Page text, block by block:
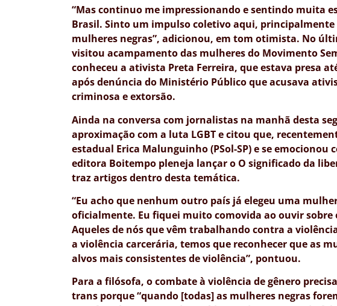
“Mas continuo me impressionando e sentindo muita
Brasil. Sinto um impulso coletivo aqui, principalmente
mulheres negras”, adicionou, em tom otimista. No
visitou acampamento das mulheres do Movimento
conheceu a ativista Preta Ferreira, que estava presa
após denúncia do Ministério Público que acusava
criminosa e extorsão.
Ainda na conversa com jornalistas na manhã desta
aproximação com a luta LGBT e citou que,
estadual Erica Malunguinho (PSol-SP) e se emocionou
editora Boitempo pleneja lançar o O significado da
traz artigos dentro desta temática.
“Eu acho que nenhum outro país já elegeu uma
oficialmente. Eu fiquei muito comovida ao ouvir
Aqueles de nós que vêm trabalhando contra a
a violência carcerária, temos que reconhecer que as
alvos mais consistentes de violência”, pontuou.
Para a filósofa, o combate à violência de gênero
trans porque “quando [todas] as mulheres negras